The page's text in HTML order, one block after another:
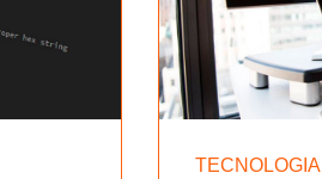
TECNOLOGIA